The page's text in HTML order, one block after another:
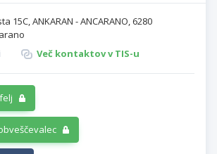
15C, ANKARAN - ANCARANO, 6280
Več kontaktov v TIS-u